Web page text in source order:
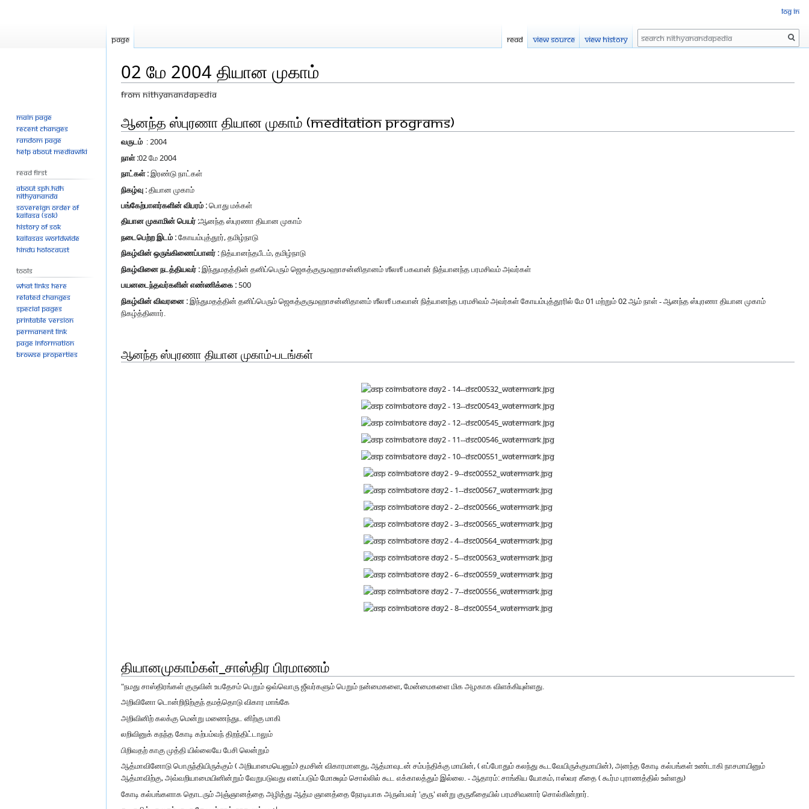
02 மே 2004 தியான முகாம்
From Nithyanandapedia
Jump
to
navigation
Jump
to
search
ஆனந்த ஸ்புரணா தியான முகாம் (Meditation Programs)
வருடம் : 2004
நாள் :02 மே 2004
நாட்கள் :இரண்டு நாட்கள்
நிகழ்வு :தியான முகாம்
பங்கேற்பாளர்களின் விபரம் :பொது மக்கள்
தியான முகாமின் பெயர் :ஆனந்த ஸ்புரணா தியான முகாம்
நடைபெற்ற இடம் :கோயம்புத்தூர், தமிழ்நாடு
நிகழ்வின் ஒருங்கிணைப்பாளர் :நித்யானந்தபீடம், தமிழ்நாடு
நிகழ்வினை நடத்தியவர் :இந்துமதத்தின் தனிப்பெரும் ஜெகத்குருமஹாசன்னிதானம் ஶீலஶீ பகவான் நித்யானந்த பரமசிவம் அவர்கள்
பயனடைந்தவர்களின் எண்ணிக்கை : 500
நிகழ்வின் விவரனை :இந்துமதத்தின் தனிப்பெரும் ஜெகத்குருமஹாசன்னிதானம் ஶீலஶீ பகவான் நித்யானந்த பரமசிவம் அவர்கள் கோயம்புத்தூரில் மே 01 மற்றும் 02 ஆம் நாள் - ஆனந்த ஸ்புரணா தியான முகாம்
நிகழ்த்தினார்.
ஆனந்த ஸ்புரணா தியான முகாம்-படங்கள்
தியானமுகாம்கள்_சாஸ்திர பிரமாணம்
"நமது சாஸ்திரங்கள் குருவின் உபதேசம் பெறும் ஒவ்வொரு ஜீவர்களும் பெறும் நன்மைகளை, மேன்மைகளை மிக அழகாக விளக்கியுள்ளது.
அறிவினோ டொன்றிநிற்குந் தமத்தொடு விகார மாங்கே
அறிவினிற் கலக்கு மென்று மணைந்துட னிற்கு மாகி
லறிவினுக் கநந்த கோடி கற்பம்வந் திறந்திட்டாலும்
பிறிவதற் காகு முத்தி யில்லையே பேசி லென்றும்
ஆத்மாவினோடு பொருந்தியிருக்கும் ( அறியாமையெனும்) தமசின் விகாரமானது, ஆத்மாவுடன் சம்பந்திக்கு மாயின், ( எப்போதும் கலந்து கூடவேயிருக்குமாயின்), அனந்த கோடி கல்பங்கள் உண்டாகி நாசமாயினும்
ஆத்மாவிற்கு, அவ்வறியாமையினின்றும் வேறுபடுவது எனப்படும் மோக்ஷம் சொல்லில் கூட எக்காலத்தும் இல்லை. - ஆதாரம்: சாங்கிய யோகம், ஈஸ்வர கீதை ( கூர்ம புராணத்தில் உள்ளது)
கோடி கல்பங்களாக தொடரும் அஞ்ஞானத்தை அழித்து ஆத்ம ஞானத்தை நேரடியாக அருள்பவர் 'குரு' என்று குருகீதையில் பரமசிவனார் சொல்கின்றார்.
Log in
Page Read View source View history Search
Main page
Recent changes
Random page
Help about MediaWiki
Read First
About SPH.HDH
Nithyananda
Sovereign Order of
KAILASA (SOK)
History of SOK
KAILASAs Worldwide
Hindu Holocaust
Tools
What links here
Related changes
Special pages
Printable version
Permanent link
Page information
Browse properties